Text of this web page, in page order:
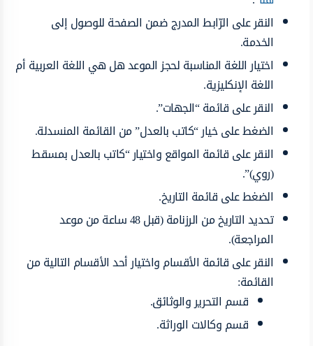
النقر على الرّابط المدرج ضمن الصفحة للوصول إلى
الخدمة.
اختيار اللغة المناسبة لحجز الموعد هل هي اللغة العربية أم
اللغة الإنكليزية.
النقر على قائمة “الجهات”.
الضغط على خيار “كاتب بالعدل” من القائمة المنسدلة.
النقر على قائمة المواقع واختيار “كاتب بالعدل بمسقط
(روي)”.
الضغط على قائمة التاريخ.
تحديد التاريخ من الرزنامة (قبل 48 ساعة من موعد
المراجعة).
النقر على قائمة الأقسام واختيار أحد الأقسام التالية من
القائمة:
قسم التحرير والوثائق.
قسم وكالات الوراثة.